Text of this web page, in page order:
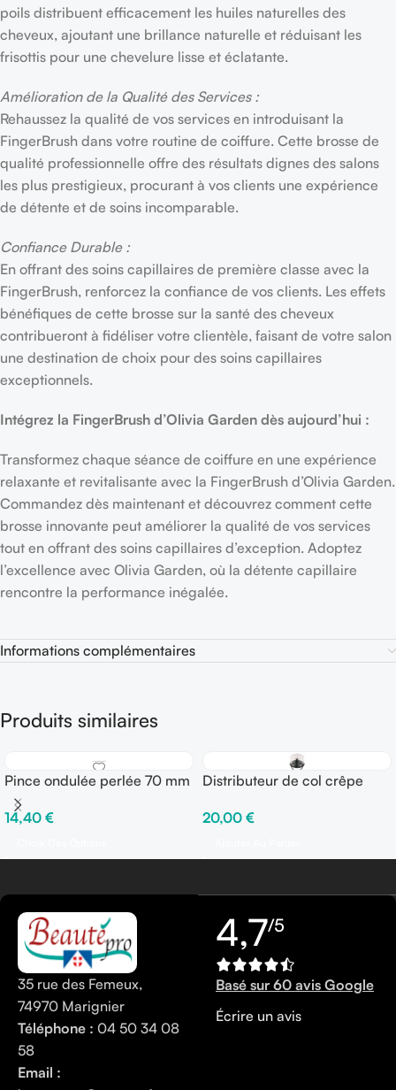
poils distribuent efficacement les huiles naturelles des
cheveux, ajoutant une brillance naturelle et réduisant les
frisottis pour une chevelure lisse et éclatante.
Amélioration de la Qualité des Services :
Rehaussez la qualité de vos services en introduisant la
FingerBrush dans votre routine de coiffure. Cette brosse de
qualité professionnelle offre des résultats dignes des salons
les plus prestigieux, procurant à vos clients une expérience
de détente et de soins incomparable.
Confiance Durable :
En offrant des soins capillaires de première classe avec la
FingerBrush, renforcez la confiance de vos clients. Les effets
bénéfiques de cette brosse sur la santé des cheveux
contribueront à fidéliser votre clientèle, faisant de votre salon
une destination de choix pour des soins capillaires
exceptionnels.
Intégrez la FingerBrush d’Olivia Garden dès aujourd’hui :
Transformez chaque séance de coiffure en une expérience
relaxante et revitalisante avec la FingerBrush d’Olivia Garden.
Commandez dès maintenant et découvrez comment cette
brosse innovante peut améliorer la qualité de vos services
tout en offrant des soins capillaires d’exception. Adoptez
l’excellence avec Olivia Garden, où la détente capillaire
rencontre la performance inégalée.
Informations complémentaires
Produits similaires
Pince ondulée perlée 70 mm
– Boîte de 250 gr
14,40 €
Distributeur de col crêpe
20,00 €
35 rue des Femeux,
74970 Marignier
Téléphone : 04 50 34 08
58
Email :
4,7/5
Basé sur 60 avis Google
Écrire un avis